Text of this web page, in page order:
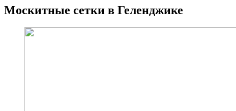
Москитные сетки в Геленджике